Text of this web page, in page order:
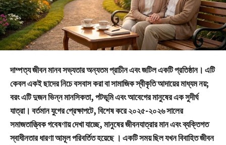
দাম্পত্য জীবন মানব সভ্যতার অন্যতম প্রাচীন এবং জটিল একটি প্রতিষ্ঠান। এটি
কেবল একই ছাদের নিচে বসবাস করা বা সামাজিক স্বীকৃতি আদায়ের মাধ্যম নয়;
বরং এটি দুজন ভিন্ন মানসিকতা, পটভূমি এবং আবেগের মানুষের এক সুদীর্ঘ
যাত্রা। বর্তমান যুগের প্রেক্ষাপটে, বিশেষ করে ২০২৫-২০২৬ সালের
সমাজতাত্ত্বিক গবেষণায় দেখা যাচ্ছে, মানুষের জীবনযাত্রার মান এবং ব্যক্তিগত
স্বাধীনতার ধারণা আমূল পরিবর্তিত হয়েছে । একটি সময় ছিল যখন বিবাহিত জীবন